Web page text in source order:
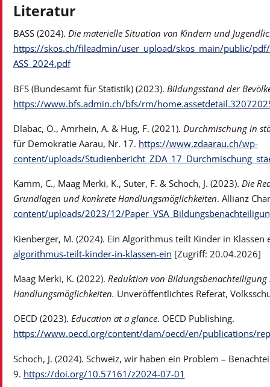
Literatur
BASS (2024). Die materielle Situation von Kindern und
https://skos.ch/fileadmin/user_upload/skos_main/public/
ASS_2024.pdf
BFS (Bundesamt für Statistik) (2023). Bildungsstand der
https://www.bfs.admin.ch/bfs/rm/
Dlabac, O., Amrhein, A. & Hug, F. (2021). Durchmischung in
für Demokratie Aarau, Nr. 17. https://www.zdaarau.ch/wp-
content/uploads/
Kamm, C., Maag Merki, K., Suter, F. & Schoch, J. (2023). Die
Grundlagen und konkrete Handlungsmöglichkeiten. Allianz
content/uploads/2023/12/
Kienberger, M. (2024). Ein Algorithmus teilt Kinder in Klassen
algorithmus-teilt-kinder-in-klassen-ein [Zugriff: 20.04.2026]
Maag Merki, K. (2022). Reduktion von
Handlungsmöglichkeiten. Unveröffentlichtes Referat,
OECD (2023). Education at a glance. OECD Publishing.
https://www.oecd.org/content/dam/oecd/en/publications/
Schoch, J. (2024). Schweiz, wir haben ein Problem –
9. https://doi.org/10.57161/z2024-07-01